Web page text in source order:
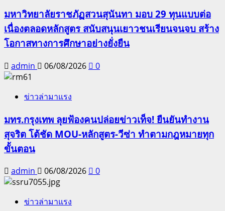
มหาวิทยาลัยราชภัฏสวนสุนันทา มอบ 29 ทุนแบบต่อ
เนื่องตลอดหลักสูตร สนับสนุนเยาวชนเรียนจนจบ สร้าง
โอกาสทางการศึกษาอย่างยั่งยืน
admin 06/08/2026 0
ข่าวล่ามาแรง
มทร.กรุงเทพ ลุยฟ้องคนปล่อยข่าวเท็จ! ยืนยันทำงาน
สุจริต โต้ชัด MOU-หลักสูตร-วีซ่า ทำตามกฎหมายทุก
ขั้นตอน
admin 06/08/2026 0
ข่าวล่ามาแรง